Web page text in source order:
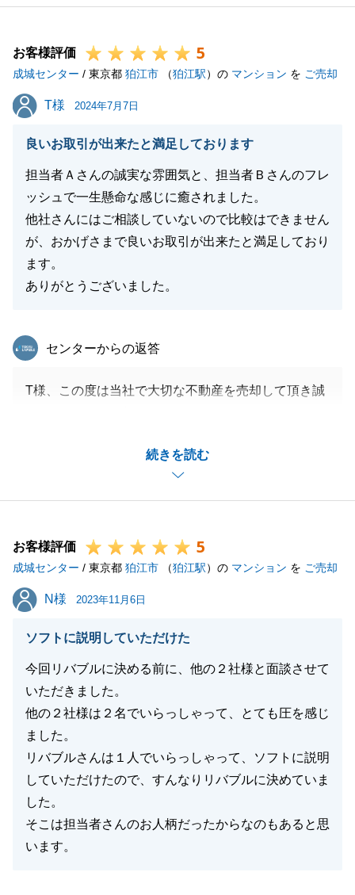
閉じる
お客様評価 5
成城センター / 東京都 狛江市 （狛江駅）の マンション を ご売却
T様
T様 2024年7月7日
良いお取引が出来たと満足しております
担当者Ａさんの誠実な雰囲気と、担当者Ｂさんのフレ
ッシュで一生懸命な感じに癒されました。
他社さんにはご相談していないので比較はできません
が、おかげさまで良いお取引が出来たと満足しており
ます。
ありがとうございました。
続きを読む
東急リバブル
センターからの返答
T様、この度は当社で大切な不動産を売却して頂き誠
いつも笑顔で優しくご対応してくださり、T様と出会
えたこと心から嬉しく思います。
お陰でございます。
また不動産に関することでお困りのことがあれば、お
気軽にご連絡くださいませ。
この度は誠にありがとうございました。
お客様評価 5
成城センター / 東京都 狛江市 （狛江駅）の マンション を ご売却
N様
N様 2023年11月6日
ソフトに説明していただけた
今回リバブルに決める前に、他の２社様と面談させて
いただきました。
他の２社様は２名でいらっしゃって、とても圧を感じ
ました。
リバブルさんは１人でいらっしゃって、ソフトに説明
していただけたので、すんなりリバブルに決めていま
した。
そこは担当者さんのお人柄だったからなのもあると思
います。